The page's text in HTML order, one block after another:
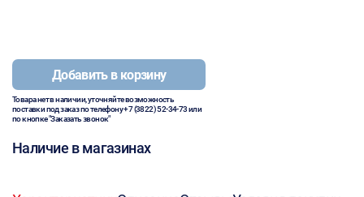
Добавить в корзину
Товара нет в наличии, уточняйте возможность
поставки под заказ по телефону+7 (3822) 52-34-73или
по кнопке "Заказать звонок"
Наличие в магазинах